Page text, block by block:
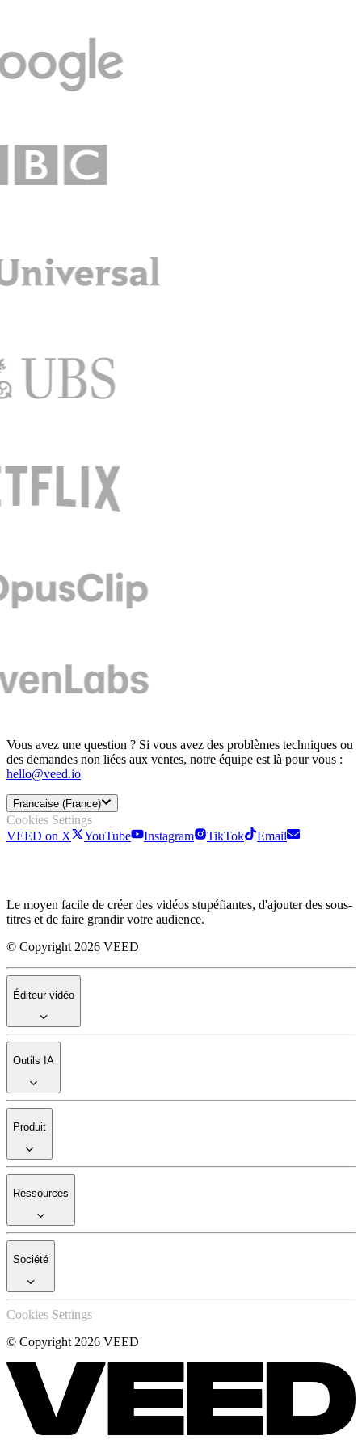
Vous avez une question ? Si vous avez des problèmes techniques ou
des demandes non liées aux ventes, notre équipe est là pour vous :
hello@veed.io
Francaise (France)
Cookies Settings
VEED on X
YouTube Instagram TikTok Email
Le moyen facile de créer des vidéos stupéfiantes, d'ajouter des sous-
titres et de faire grandir votre audience.
© Copyright 2026 VEED
Éditeur vidéo
Outils IA
Produit
Ressources
Société
Cookies Settings
© Copyright 2026 VEED